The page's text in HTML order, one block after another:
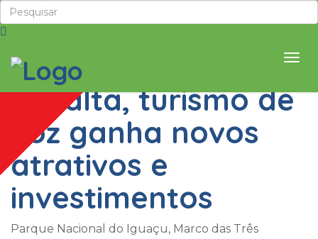
Festival de Turismo
5 de dezembro de 2018
Em alta, turismo de
Foz ganha novos
atrativos e
investimentos
Parque Nacional do Iguaçu, Marco das Três
16 de junho de 2014
5 de junho de 2014
4 de junho de 2014
3 de junho de 2014
2 de junho de 2014
28 de maio de 2014
21 de maio de 2014
14 de maio de 2014